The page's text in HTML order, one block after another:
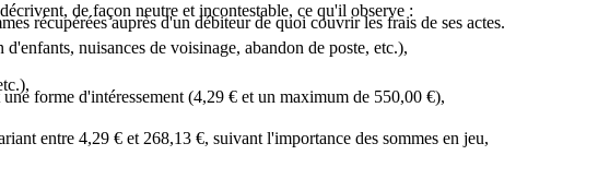
de façon neutre et incontestable, ce qu'il observe :
nuisances de voisinage, abandon de poste, etc.),
forme d'intéressement (4,29 € et un maximum de 550,00 €),
entre 4,29 € et 268,13 €, suivant l'importance des sommes en jeu,
récupérées auprès d'un débiteur de quoi couvrir les frais de ses actes.